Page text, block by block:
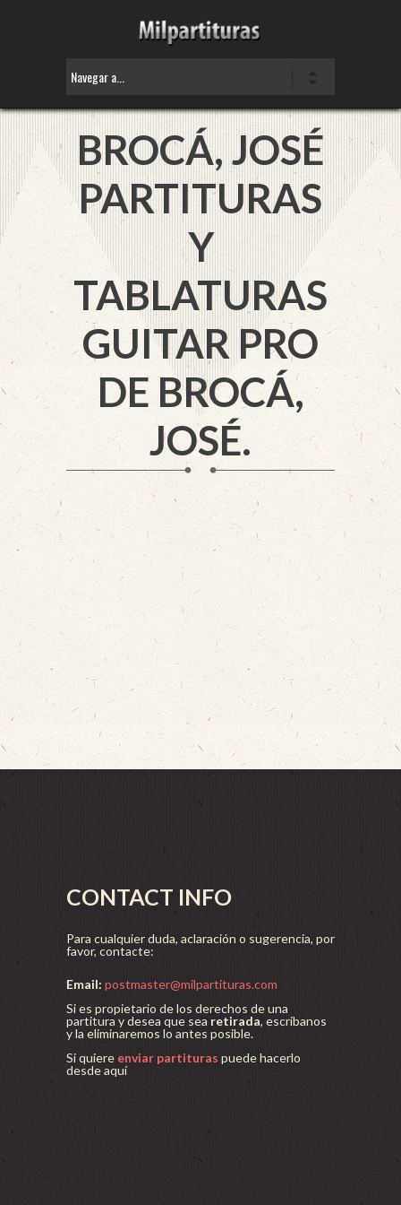
BROCÁ, JOSÉ
PARTITURAS
Y
TABLATURAS
GUITAR PRO
DE BROCÁ,
JOSÉ.
CONTACT INFO
Para cualquier duda, aclaración o sugerencia, por
favor, contacte:
Email: postmaster@milpartituras.com
Si es propietario de los derechos de una
partitura y desea que sea retirada, escríbanos
y la eliminaremos lo antes posible.
Si quiere enviar partituras puede hacerlo
desde aquí